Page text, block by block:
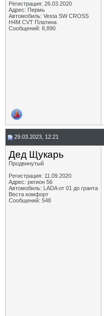
Регистрация: 26.03.2020
Адрес: Пермь
Автомобиль: Vesta SW CROSS
H4M CVT Платина
Сообщений: 8,890
29.03.2023, 12:21
Дед Щукарь
Продвинутый
Регистрация: 11.09.2020
Адрес: регион 56
Автомобиль: LADA от 01 до гранта
Веста комфорт
Сообщений: 548